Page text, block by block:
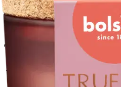
Tuotekuvaus